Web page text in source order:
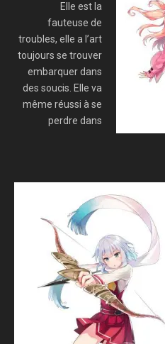
Elle est la
fauteuse de
troubles, elle a l’art
toujours se trouver
embarquer dans
des soucis. Elle va
même réussi à se
perdre dans